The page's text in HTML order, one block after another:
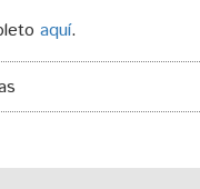
aquí.